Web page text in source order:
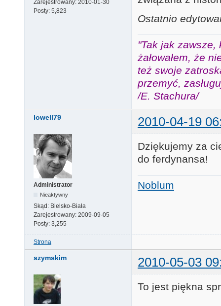
Zarejestrowany: 2010-01-30
Posty: 5,823
Ostatnio
"Tak jak zawsze,
żałowałem, że
też swoje
przemyć,
/E. Stachura/
lowell79 2010-04-19
Administrator
Nieaktywny
Skąd: Bielsko-Biała
Zarejestrowany: 2009-09-05
Posty: 3,255
Dziękujemy za
do ferdynansa!
Noblum
Strona
szymskim 2010-05-03
To jest piękna